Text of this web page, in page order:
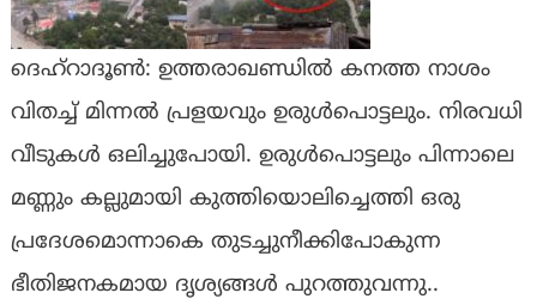
ദെഹ്‌റാദൂണ്‍: ഉത്തരാഖണ്ഡിൽ കനത്ത നാശം
വിതച്ച് മിന്നല്‍ പ്രളയവും ഉരുള്‍പൊട്ടലും. നിരവധി
വീടുകള്‍ ഒലിച്ചുപോയി. ഉരുള്‍പൊട്ടലും പിന്നാലെ
മണ്ണും കല്ലുമായി കുത്തിയൊലിച്ചെത്തി ഒരു
പ്രദേശമൊന്നാകെ തുടച്ചുനീക്കിപോകുന്ന
ഭീതിജനകമായ ദൃശ്യങ്ങള്‍ പുറത്തുവന്നു..